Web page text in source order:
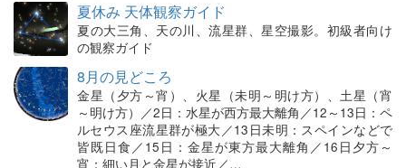
夏休み 天体観察ガイド
夏の大三角、天の川、流星群、星空撮影。初級者向け
の観察ガイド
8月の見どころ
金星（夕方～宵）、火星（未明～明け方）、土星（宵
～明け方）／2日：水星が西方最大離角／12～13日：ペ
ルセウス座流星群が極大／13日未明：スペインなどで
皆既日食／15日：金星が東方最大離角／16日夕方～
宵：細い月と金星が接近／…